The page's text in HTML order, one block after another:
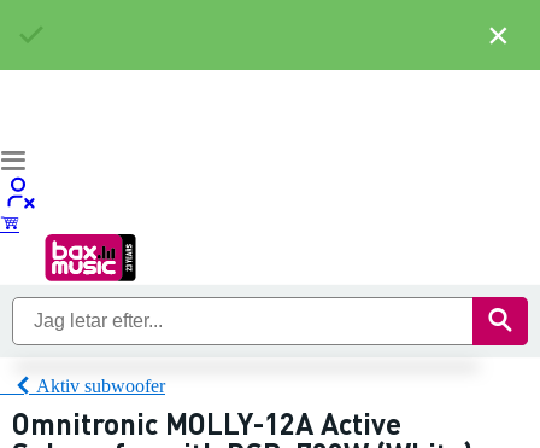
Aktiv subwoofer
Omnitronic MOLLY-12A Active
×